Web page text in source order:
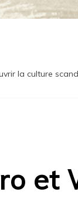
la culture
et